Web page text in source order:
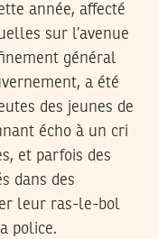
année, affecté
sur l’avenue
général
a été
des jeunes de
écho à un cri
et parfois des
dans des
leur ras-le-bol
police.